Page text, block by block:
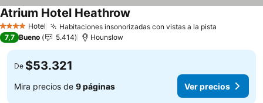
4 EstrellasHotel Habitaciones insonorizadas con vistas a la pista
Atrium Hotel Heathrow
7,7 Bueno 5.414 Hounslow
De $53.321
Mira precios de 9 páginas Ver precios